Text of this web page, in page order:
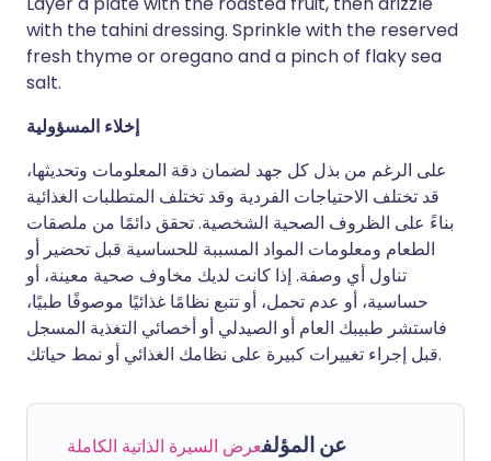
with the tahini dressing. Sprinkle with the reserved
fresh thyme or oregano and a pinch of flaky sea
salt.
إخلاء المسؤولية
على الرغم من بذل كل جهد لضمان دقة المعلومات وتحديثها،
قد تختلف الاحتياجات الفردية وقد تختلف المتطلبات الغذائية
بناءً على الظروف الصحية الشخصية. تحقق دائمًا من ملصقات
الطعام ومعلومات المواد المسببة للحساسية قبل تحضير أو
تناول أي وصفة. إذا كانت لديك مخاوف صحية معينة، أو
حساسية، أو عدم تحمل، أو تتبع نظامًا غذائيًا موصوفًا طبيًا،
فاستشر طبيبك العام أو الصيدلي أو أخصائي التغذية المسجل
قبل إجراء تغييرات كبيرة على نظامك الغذائي أو نمط حياتك.
عن المؤلفعرض السيرة الذاتية الكاملة